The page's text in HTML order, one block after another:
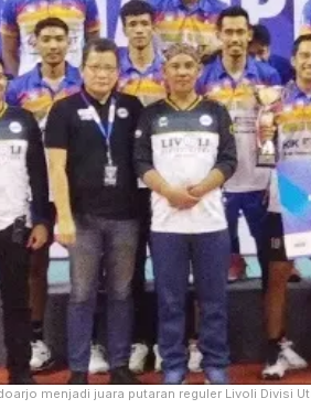
menjadi juara putaran reguler Livoli Divisi